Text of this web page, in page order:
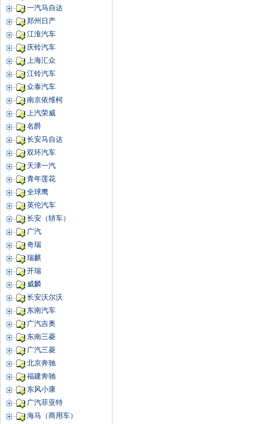
一汽马自达
郑州日产
江淮汽车
庆铃汽车
上海汇众
江铃汽车
众泰汽车
南京依维柯
上汽荣威
名爵
长安马自达
双环汽车
天津一汽
青年莲花
全球鹰
英伦汽车
长安（轿车）
广汽
奇瑞
瑞麒
开瑞
威麟
长安沃尔沃
东南汽车
广汽吉奥
东南三菱
广汽三菱
北京奔驰
福建奔驰
东风小康
广汽菲亚特
海马（商用车）